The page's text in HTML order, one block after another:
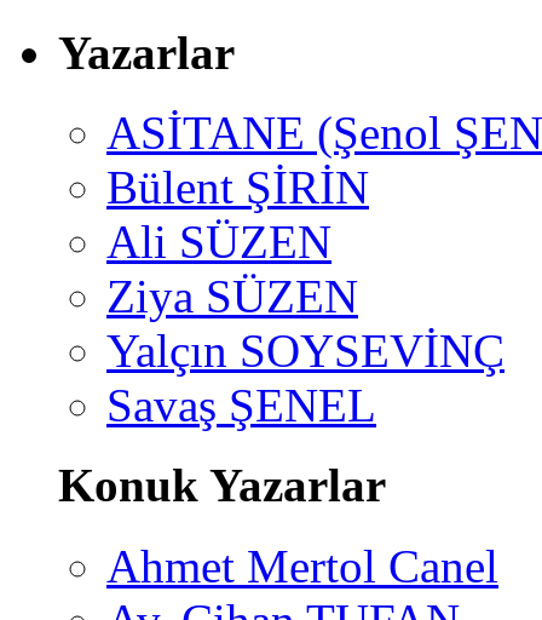
Yazarlar
ASİTANE (Şenol
Bülent ŞİRİN
Ali SÜZEN
Ziya SÜZEN
Yalçın SOYSEVİNÇ
Savaş ŞENEL
Konuk Yazarlar
Ahmet Mertol Canel